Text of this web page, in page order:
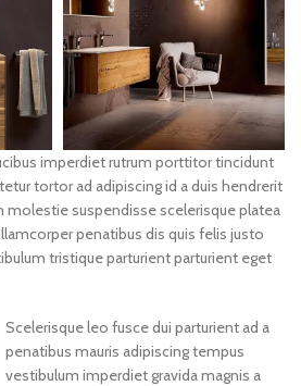
imperdiet rutrum porttitor tincidunt
tortor ad adipiscing id a duis hendrerit
molestie suspendisse scelerisque platea
penatibus dis quis felis justo
tristique parturient parturient eget
Scelerisque leo fusce dui parturient ad a
penatibus mauris adipiscing tempus
vestibulum imperdiet gravida magnis a